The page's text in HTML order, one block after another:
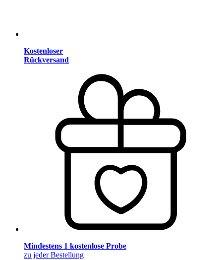
Kostenloser
Rückversand
Mindestens 1 kostenlose Probe
zu jeder Bestellung